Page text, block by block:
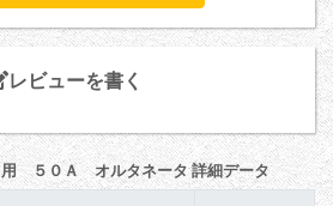
レビューを書く
５０Ａ オルタネータ 詳細データ